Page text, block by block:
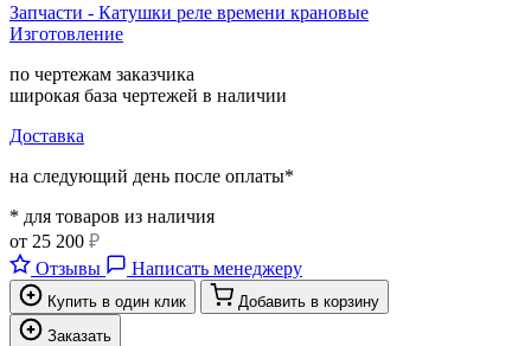
Запчасти - Катушки реле времени крановые
Изготовление
по чертежам заказчика
широкая база чертежей в наличии
Доставка
на следующий день после оплаты*
* для товаров из наличия
от 25 200 ₽
Отзывы
Написать менеджеру
Купить в один клик
Добавить в корзину
Заказать